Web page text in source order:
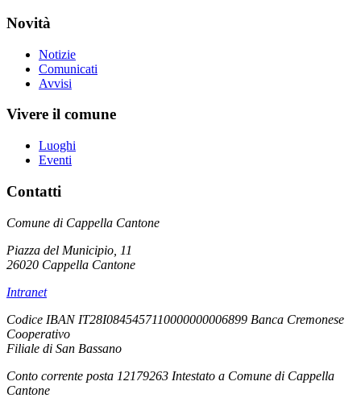
Novità
Notizie
Comunicati
Avvisi
Vivere il comune
Luoghi
Eventi
Contatti
Comune di Cappella Cantone
Piazza del Municipio, 11
26020 Cappella Cantone
Intranet
Codice IBAN IT28I0845457110000000006899 Banca Cremonese
Cooperativo
Filiale di San Bassano
Conto corrente posta 12179263 Intestato a Comune di Cappella
Cantone